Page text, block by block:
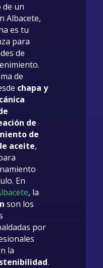
de un
Albacete,
es tu
para
de
de
chapa y
de
de
aceite,
En
, la
son los
por
la
.